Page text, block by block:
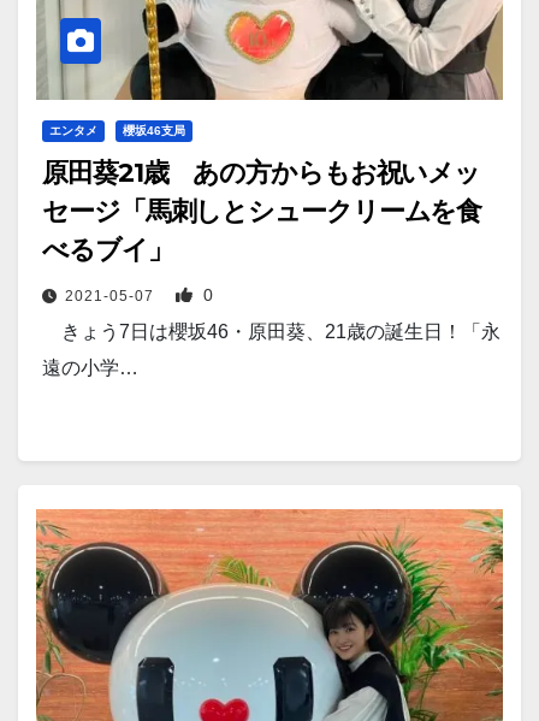
エンタメ 櫻坂46支局
原田葵21歳 あの方からもお祝いメッ
セージ「馬刺しとシュークリームを食
べるブイ」
2021-05-07 0
きょう7日は櫻坂46・原田葵、21歳の誕生日！「永
遠の小学…